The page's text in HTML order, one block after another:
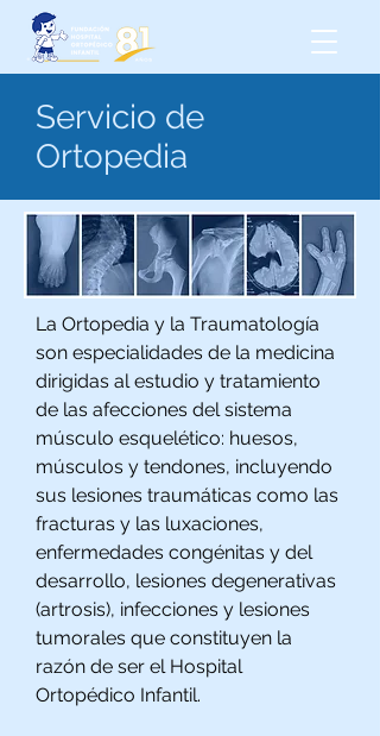
Servicio de
Ortopedia
La Ortopedia y la Traumatología
son especialidades de la medicina
dirigidas al estudio y tratamiento
de las afecciones del sistema
músculo esquelético: huesos,
músculos y tendones, incluyendo
sus lesiones traumáticas como las
fracturas y las luxaciones,
enfermedades congénitas y del
desarrollo, lesiones degenerativas
(artrosis), infecciones y lesiones
tumorales que constituyen la
razón de ser el Hospital
Ortopédico Infantil.